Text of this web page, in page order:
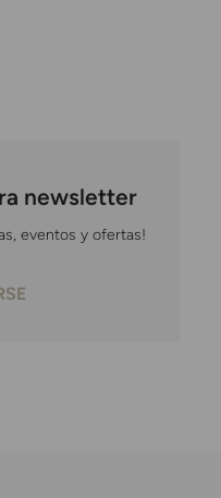
newsletter
eventos y ofertas!